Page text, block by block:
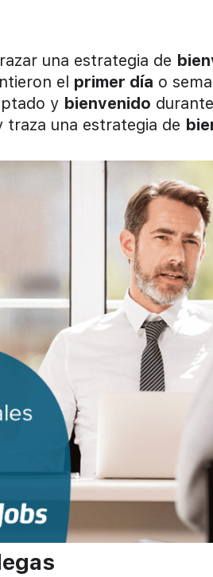
una estrategia de
el primer día o
y bienvenido
traza una estrategia de